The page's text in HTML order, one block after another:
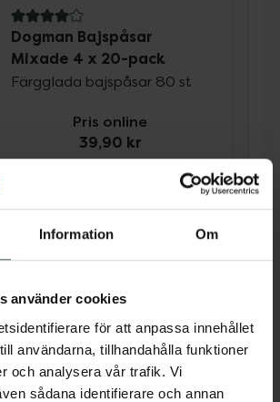
Information Om
använder cookies
för att anpassa innehållet
användarna, tillhandahålla funktioner
och analysera vår trafik. Vi
sådana identifierare och annan
4 av 5 i omdöme
Dogman Bajspåsar
Mixade 4 x 20-pack
Färgglada bajspåsar 80 st
Pris online
39,90 kr
Dogman Tugg Dental
Kyckling
Plackreducerande 70 g
Pris online
19,90 kr
båda för 59,80 kr
Köp båda